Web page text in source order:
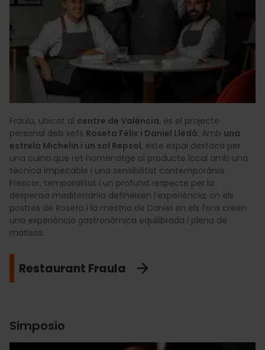
Fraula, ubicat al centre de València, és el projecte
personal dels xefs Roseta Félix i Daniel Lledó. Amb una
estrela Michelin i un sol Repsol, este espai destaca per
una cuina que ret homenatge al producte local amb una
tècnica impecable i una sensibilitat contemporània.
Frescor, temporalitat i un profund respecte per la
despensa mediterrània defineixen l’experiència, on els
postres de Roseta i la mestria de Daniel en els fons creen
una experiència gastronòmica equilibrada i plena de
matisos.
Restaurant Fraula
Simposio